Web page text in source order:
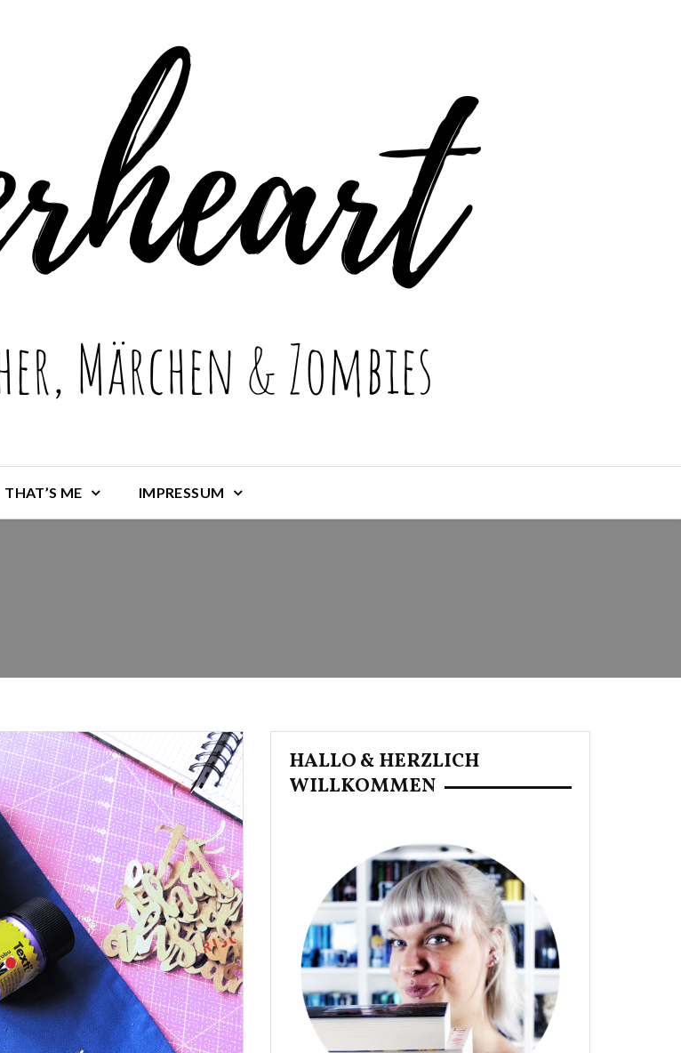
THAT’S ME IMPRESSUM
HALLO & HERZLICH
WILLKOMMEN